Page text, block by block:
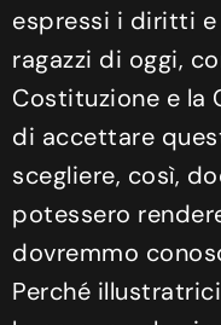
espressi i diritti e
ragazzi di oggi,
Costituzione e la
di accettare
scegliere, così,
potessero
dovremmo
Perché